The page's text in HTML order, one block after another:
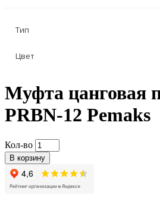
Тип
Цвет
Муфта цанговая
PRBN-12 Pemaks
Кол-во
В корзину